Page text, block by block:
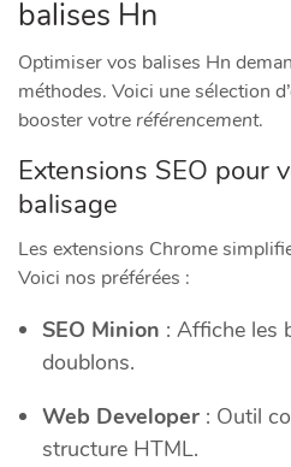
balises Hn
Optimiser vos balises Hn
méthodes. Voici une sélection
booster votre référencement.
Extensions SEO pour
balisage
Les extensions Chrome
Voici nos préférées :
SEO Minion : Affiche les
doublons.
Web Developer : Outil
structure HTML.